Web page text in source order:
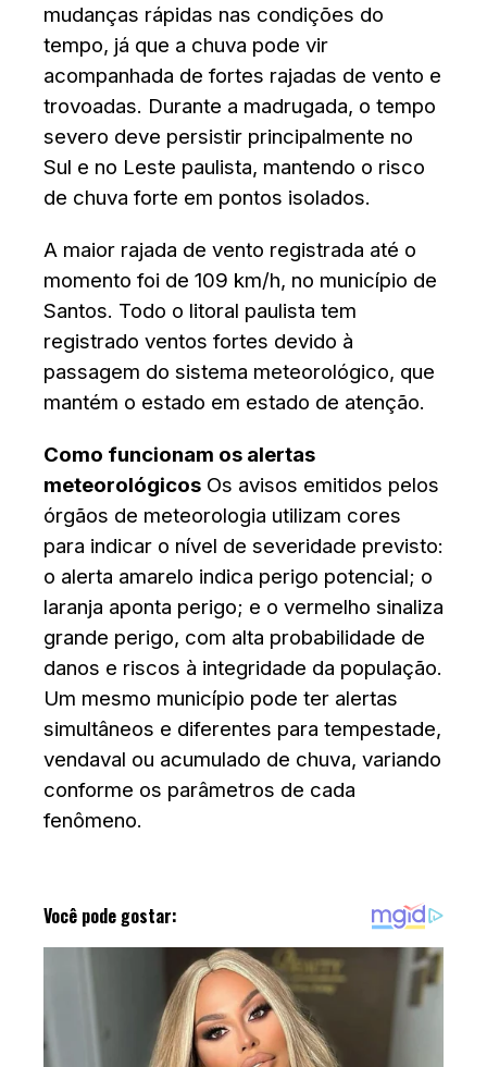
mudanças rápidas nas condições do
tempo, já que a chuva pode vir
acompanhada de fortes rajadas de vento e
trovoadas. Durante a madrugada, o tempo
severo deve persistir principalmente no
Sul e no Leste paulista, mantendo o risco
de chuva forte em pontos isolados.
A maior rajada de vento registrada até o
momento foi de 109 km/h, no município de
Santos. Todo o litoral paulista tem
registrado ventos fortes devido à
passagem do sistema meteorológico, que
mantém o estado em estado de atenção.
Como funcionam os alertas
meteorológicos Os avisos emitidos pelos
órgãos de meteorologia utilizam cores
para indicar o nível de severidade previsto:
o alerta amarelo indica perigo potencial; o
laranja aponta perigo; e o vermelho sinaliza
grande perigo, com alta probabilidade de
danos e riscos à integridade da população.
Um mesmo município pode ter alertas
simultâneos e diferentes para tempestade,
vendaval ou acumulado de chuva, variando
conforme os parâmetros de cada
fenômeno.